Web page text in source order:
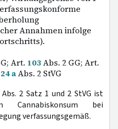
Annahmen infolge
Art. 103Abs. 2 GG; Art.
24 aAbs. 2 StVG
Abs. 2 Satz 1 und 2 StVG ist
bei
verfassungsgemäß.